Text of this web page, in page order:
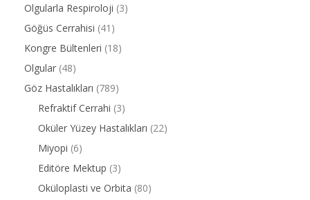
Olgularla Respiroloji (3)
Göğüs Cerrahisi (41)
Kongre Bültenleri (18)
Olgular (48)
Göz Hastalıkları (789)
Refraktif Cerrahi (3)
Oküler Yüzey Hastalıkları (22)
Miyopi (6)
Editöre Mektup (3)
Oküloplasti ve Orbita (80)